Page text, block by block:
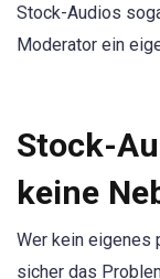
Stock-Audios
Moderator ein
Stock-
keine
Wer kein
sicher das